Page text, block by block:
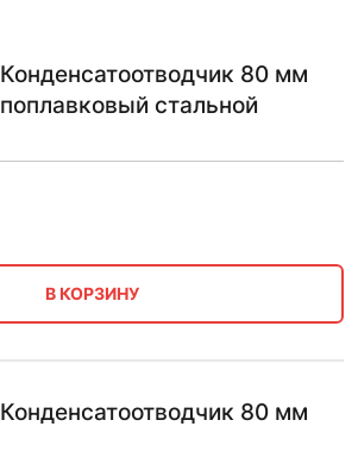
Конденсатоотводчик 80 мм
поплавковый стальной
В КОРЗИНУ
Конденсатоотводчик 80 мм